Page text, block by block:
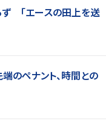
「エースの田上を送
のペナント、時間との